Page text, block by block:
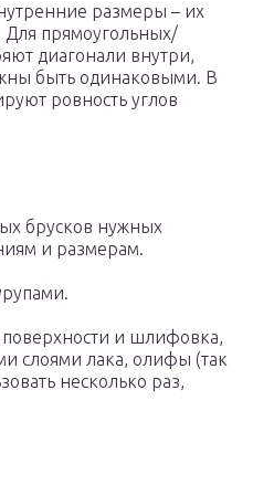
размеры – их
Для прямоугольных/
диагонали внутри,
быть одинаковыми. В
ровность углов
брусков нужных
и размерам.
поверхности и шлифовка,
слоями лака, олифы (так
несколько раз,